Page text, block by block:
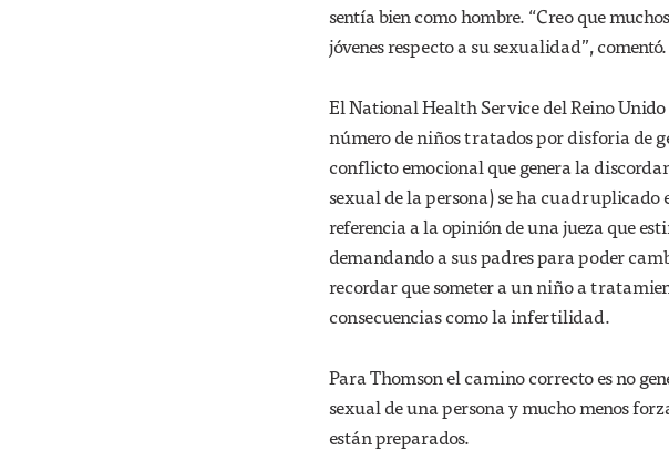
sentía bien como hombre. “Creo que
jóvenes respecto a su sexualidad”, comentó.
El National Health Service del Reino
número de niños tratados por disforia de
conflicto emocional que genera la
sexual de la persona) se ha cuadruplicado
referencia a la opinión de una jueza que
demandando a sus padres para poder
recordar que someter a un niño a
consecuencias como la infertilidad.
Para Thomson el camino correcto es no
sexual de una persona y mucho menos
están preparados.